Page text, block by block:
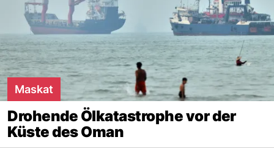
Maskat
Drohende Ölkatastrophe vor der
Küste des Oman